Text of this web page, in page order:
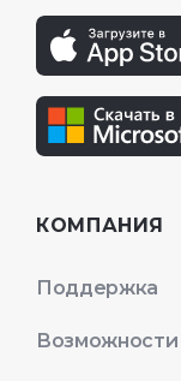
КОМПАНИЯ
Поддержка
Возможности